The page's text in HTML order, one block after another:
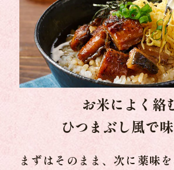
お米によく絡
ひつまぶし風で
まずはそのまま、次に薬味